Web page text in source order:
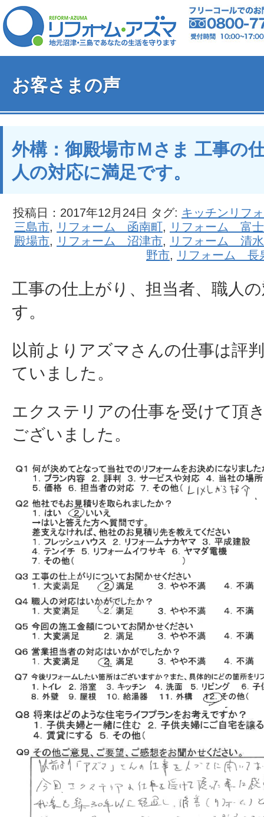
お客さまの声
外構：御殿場市Ｍさま 工事の
人の対応に満足です。
投稿日：2017年12月24日 タグ: キッチンリフ
三島市, リフォーム 函南町, リフォーム 富
殿場市, リフォーム 沼津市, リフォーム 清
野市, リフォーム 長
工事の仕上がり、担当者、職人
す。
以前よりアズマさんの仕事は評
ていました。
エクステリアの仕事を受けて頂
ございました。